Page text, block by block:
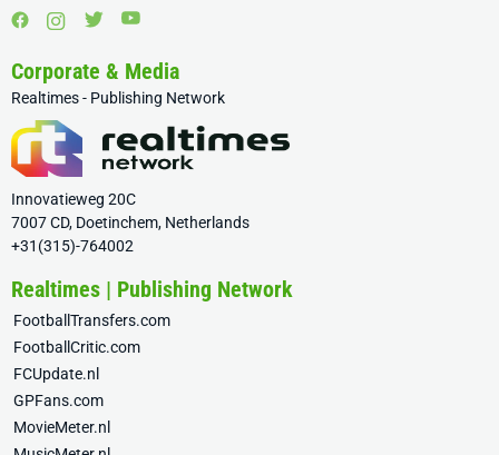
Corporate & Media
Realtimes - Publishing Network
Innovatieweg 20C
7007 CD, Doetinchem, Netherlands
+31(315)-764002
Realtimes | Publishing Network
FootballTransfers.com
FootballCritic.com
FCUpdate.nl
GPFans.com
MovieMeter.nl